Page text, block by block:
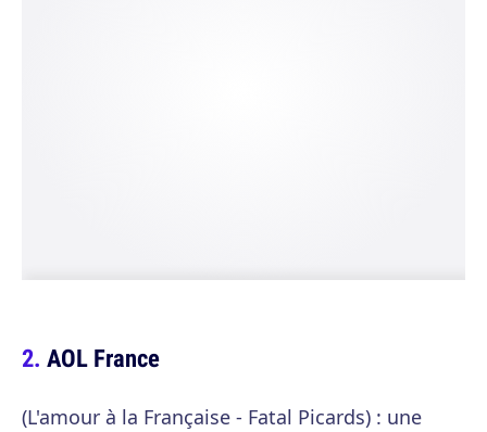
AOL France
(L'amour à la Française - Fatal Picards) : une